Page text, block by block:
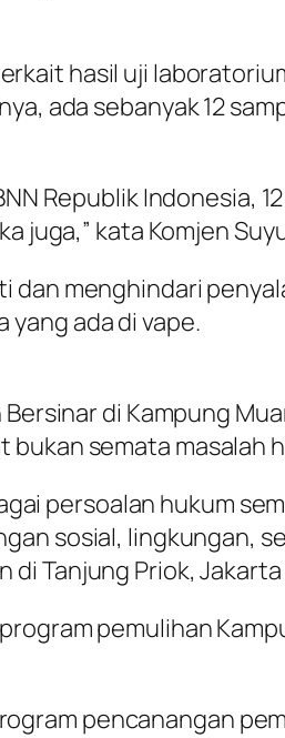
hasil uji
ada sebanyak 12
Republik Indonesia,
juga,” kata Komjen
menghindari
ada di vape.
di Kampung
semata masalah
persoalan hukum
sosial, lingkungan,
Tanjung Priok, Jakarta
pemulihan
pencanangan